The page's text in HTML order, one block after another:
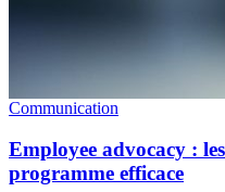
Communication
Employee advocacy :
programme efficace